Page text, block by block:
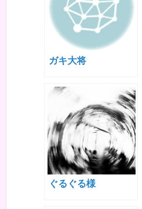
ガキ大将
ぐるぐる様